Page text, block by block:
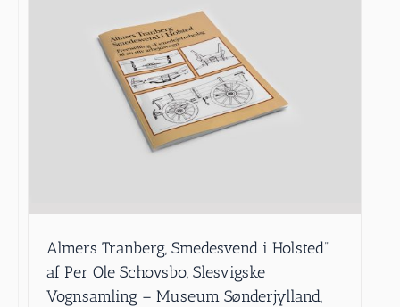
Almers Tranberg, Smedesvend i Holsted”
af Per Ole Schovsbo, Slesvigske
Vognsamling – Museum Sønderjylland,